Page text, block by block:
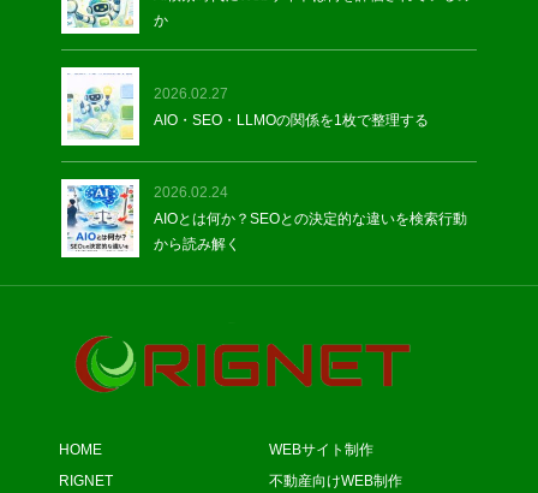
か
2026.02.27
AIO・SEO・LLMOの関係を1枚で整理する
2026.02.24
AIOとは何か？SEOとの決定的な違いを検索行動
から読み解く
HOME
RIGNET
WEBサイト制作
不動産向けWEB制作